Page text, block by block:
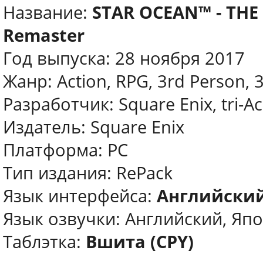
Название: STAR OCEAN™ -
Remaster
Год выпуска: 28 ноября 2017
Жанр: Action, RPG, 3rd Person,
Разработчик: Square Enix, tri-
Издатель: Square Enix
Платформа: PC
Тип издания: RePack
Язык интерфейса:
Язык озвучки: Английский,
Таблэтка: Вшита (CPY)